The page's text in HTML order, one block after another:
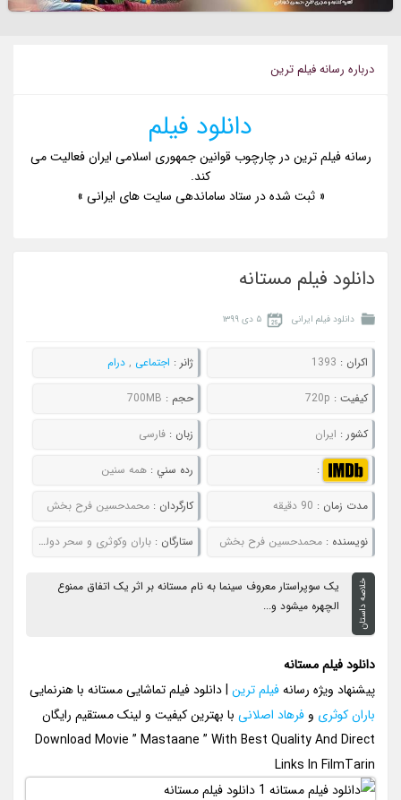
درباره رسانه فيلم ترين
دانلود فیلم
رسانه فیلم ترین در چارچوب قوانین جمهوری اسلامی ایران فعالیت می
کند.
« ثبت شده در ستاد ساماندهی سایت های ایرانی »
دانلود فیلم مستانه
دانلود فیلم ایرانی ۵ دی ۱۳۹۹
اکران : 1393 ژانر : اجتماعی , درام
کيفيت : 720p حجم : 700MB
کشور : ایران زبان : فارسی
: رده سني : همه سنین
مدت زمان : 90 دقیقه کارگردان : محمدحسین فرح بخش
نويسنده :محمدحسین فرح بخش ستارگان : باران وکوثری و سحر دولتشاهی
خلاصه داستان
یک سوپراستار معروف سینما به نام مستانه بر اثر یک اتفاق ممنوع
الچهره میشود و...
دانلود فیلم مستانه
پیشنهاد ویژه رسانهفیلم ترین | دانلود فیلم تماشایی مستانه با هنرنمایی
باران کوثری وفرهاد اصلانی با بهترین کیفیت و لینک مستقیم رایگان
Download Movie ” Mastaane ” With Best Quality And Direct
Links In FilmTarin